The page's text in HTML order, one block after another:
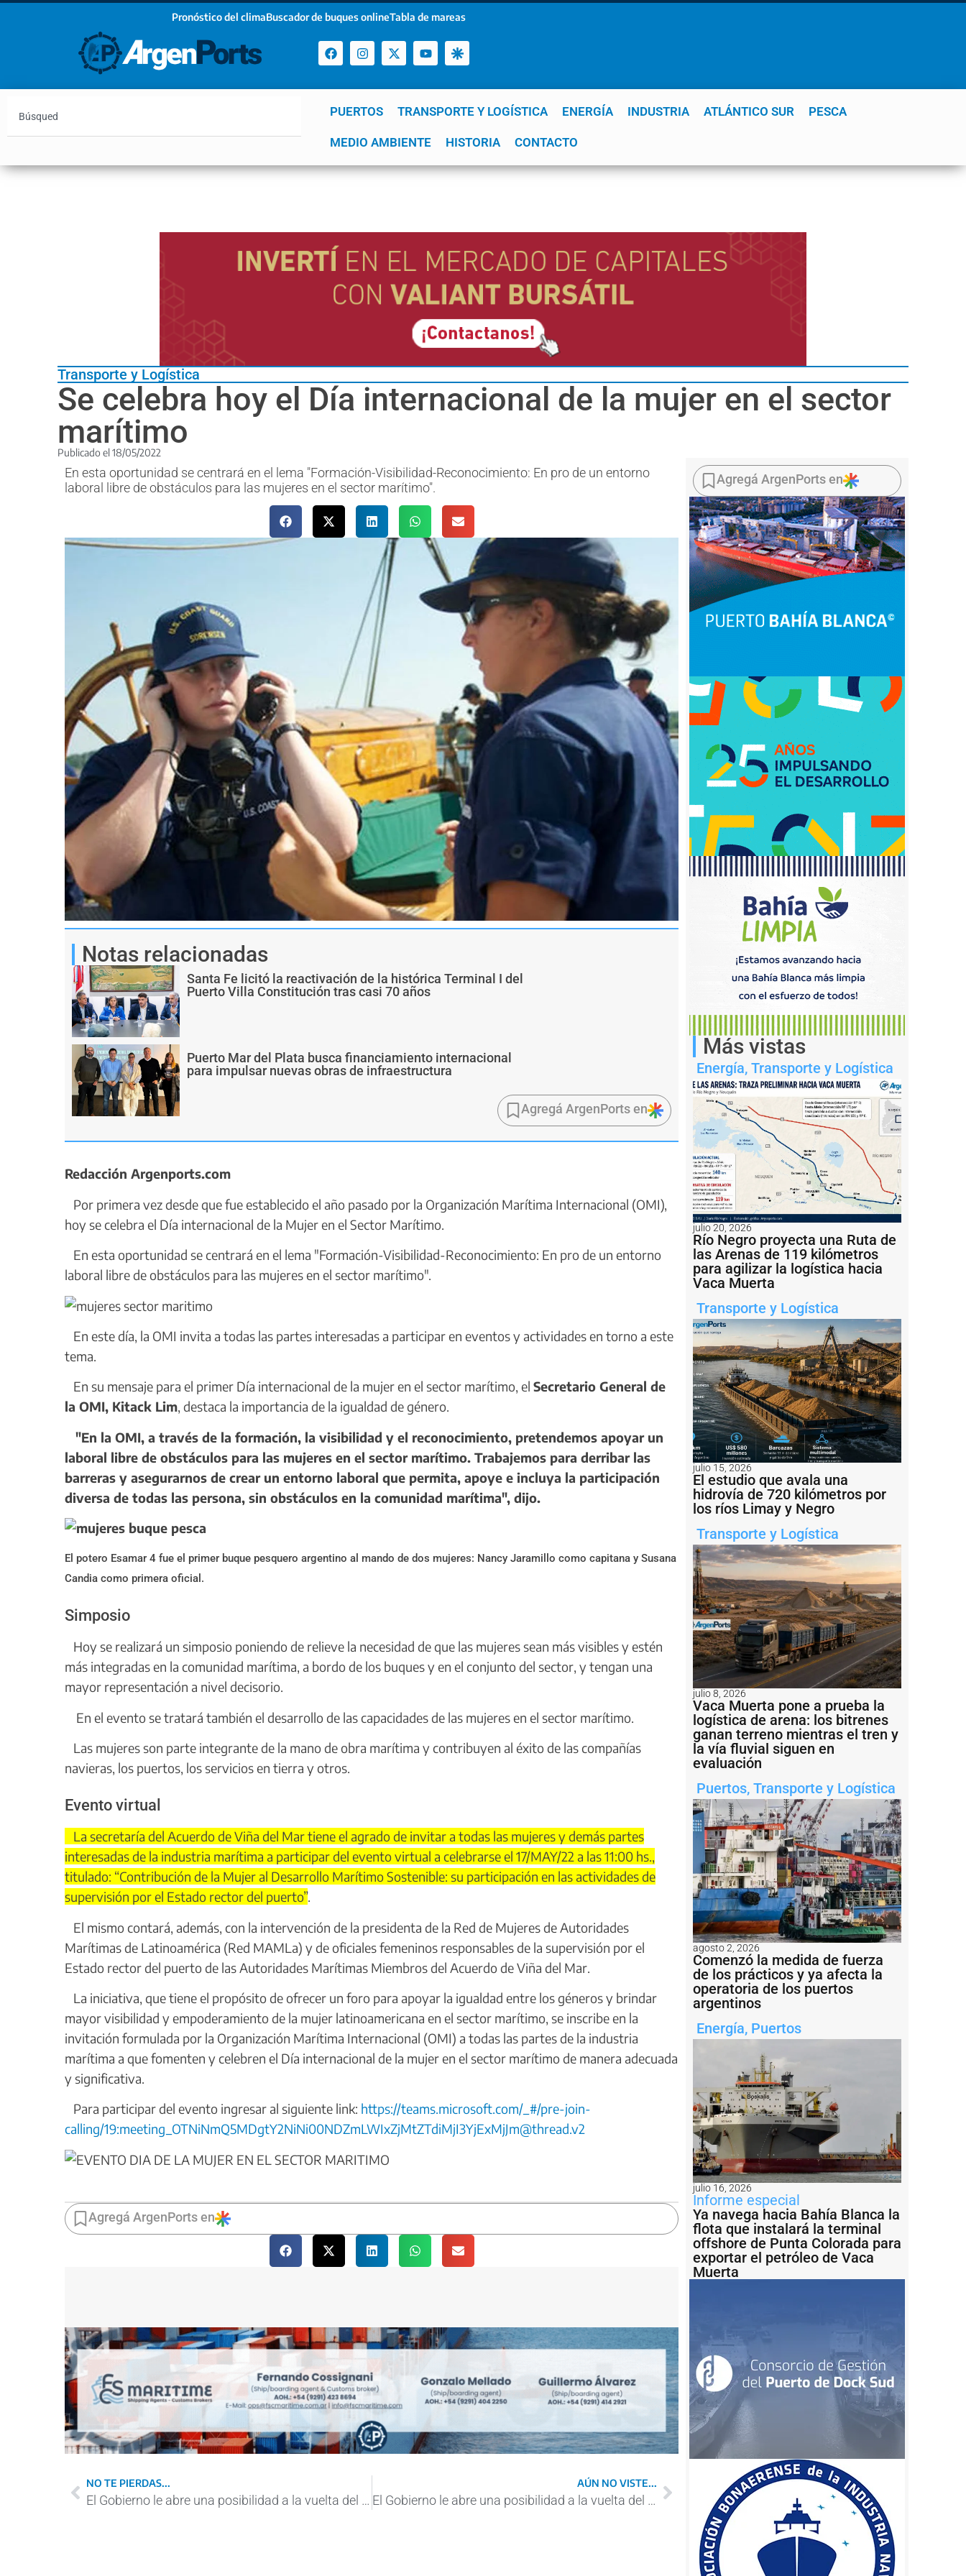
Pronóstico del climaBuscador de buques onlineTabla de mareas
PUERTOS TRANSPORTE Y LOGÍSTICA ENERGÍA INDUSTRIA ATLÁNTICO SUR PESCA
MEDIO AMBIENTE HISTORIA CONTACTO
YPF GNL Mar del Plata Patagonia Quequén
Transporte y Logística
Se celebra hoy el Día internacional de la mujer en el sector
marítimo
Publicado el 18/05/2022
En esta oportunidad se centrará en el lema "Formación-Visibilidad-Reconocimiento: En pro de un entorno
laboral libre de obstáculos para las mujeres en el sector marítimo".
Notas relacionadas
Santa Fe licitó la reactivación de la histórica Terminal I del
Puerto Villa Constitución tras casi 70 años
Puerto Mar del Plata busca financiamiento internacional
para impulsar nuevas obras de infraestructura
Agregá ArgenPorts en
Redacción Argenports.com
Por primera vez desde que fue establecido el año pasado por la Organización Marítima Internacional (OMI),
hoy se celebra el Día internacional de la Mujer en el Sector Marítimo.
En esta oportunidad se centrará en el lema "Formación-Visibilidad-Reconocimiento: En pro de un entorno
laboral libre de obstáculos para las mujeres en el sector marítimo".
En este día, la OMI invita a todas las partes interesadas a participar en eventos y actividades en torno a este
tema.
En su mensaje para el primer Día internacional de la mujer en el sector marítimo, el Secretario General de
la OMI, Kitack Lim, destaca la importancia de la igualdad de género.
"En la OMI, a través de la formación, la visibilidad y el reconocimiento, pretendemos apoyar un
laboral libre de obstáculos para las mujeres en el sector marítimo. Trabajemos para derribar las
barreras y asegurarnos de crear un entorno laboral que permita, apoye e incluya la participación
diversa de todas las persona, sin obstáculos en la comunidad marítima", dijo.
El potero Esamar 4 fue el primer buque pesquero argentino al mando de dos mujeres: Nancy Jaramillo como capitana y Susana
Candia como primera oficial.
Simposio
Hoy se realizará un simposio poniendo de relieve la necesidad de que las mujeres sean más visibles y estén
más integradas en la comunidad marítima, a bordo de los buques y en el conjunto del sector, y tengan una
mayor representación a nivel decisorio.
En el evento se tratará también el desarrollo de las capacidades de las mujeres en el sector marítimo.
Las mujeres son parte integrante de la mano de obra marítima y contribuyen al éxito de las compañías
navieras, los puertos, los servicios en tierra y otros.
Evento virtual
La secretaría del Acuerdo de Viña del Mar tiene el agrado de invitar a todas las mujeres y demás partes
interesadas de la industria marítima a participar del evento virtual a celebrarse el 17/MAY/22 a las 11:00 hs.,
titulado: “Contribución de la Mujer al Desarrollo Marítimo Sostenible: su participación en las actividades de
supervisión por el Estado rector del puerto”.
El mismo contará, además, con la intervención de la presidenta de la Red de Mujeres de Autoridades
Marítimas de Latinoamérica (Red MAMLa) y de oficiales femeninos responsables de la supervisión por el
Estado rector del puerto de las Autoridades Marítimas Miembros del Acuerdo de Viña del Mar.
La iniciativa, que tiene el propósito de ofrecer un foro para apoyar la igualdad entre los géneros y brindar
mayor visibilidad y empoderamiento de la mujer latinoamericana en el sector marítimo, se inscribe en la
invitación formulada por la Organización Marítima Internacional (OMI) a todas las partes de la industria
marítima a que fomenten y celebren el Día internacional de la mujer en el sector marítimo de manera adecuada
y significativa.
Para participar del evento ingresar al siguiente link: https://teams.microsoft.com/_#/pre-join-
calling/19:meeting_OTNiNmQ5MDgtY2NiNi00NDZmLWIxZjMtZTdiMjI3YjExMjJm@thread.v2
Agregá ArgenPorts en
NO TE PIERDAS...
El Gobierno le abre una posibilidad a la vuelta del tren entre Bahía Blanca y Viedma
AÚN NO VISTE...
El Gobierno le abre una posibilidad a la vuelta del tren entre Bahía Blanca y Viedma
Agregá ArgenPorts en
Más vistas
Energía, Transporte y Logística
julio 20, 2026
Río Negro proyecta una Ruta de
las Arenas de 119 kilómetros
para agilizar la logística hacia
Vaca Muerta
Transporte y Logística
julio 15, 2026
El estudio que avala una
hidrovía de 720 kilómetros por
los ríos Limay y Negro
Transporte y Logística
julio 8, 2026
Vaca Muerta pone a prueba la
logística de arena: los bitrenes
ganan terreno mientras el tren y
la vía fluvial siguen en
evaluación
Puertos, Transporte y Logística
agosto 2, 2026
Comenzó la medida de fuerza
de los prácticos y ya afecta la
operatoria de los puertos
argentinos
Energía, Puertos
julio 16, 2026
Informe especial
Ya navega hacia Bahía Blanca la
flota que instalará la terminal
offshore de Punta Colorada para
exportar el petróleo de Vaca
Muerta
¡Sumate a nuestro Newsletter!
Email
Estoy de acuerdo con las condiciones y políticas de